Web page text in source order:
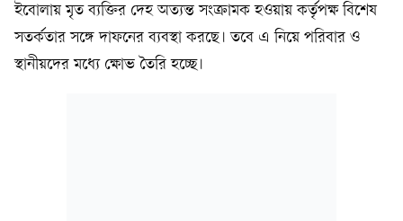
ইবোলায় মৃত ব্যক্তির দেহ অত্যন্ত সংক্রামক হওয়ায় কর্তৃপক্ষ বিশেষ
সতর্কতার সঙ্গে দাফনের ব্যবস্থা করছে। তবে এ নিয়ে পরিবার ও
স্থানীয়দের মধ্যে ক্ষোভ তৈরি হচ্ছে।